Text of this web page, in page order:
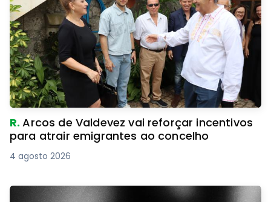
R.Arcos de Valdevez vai reforçar incentivos
para atrair emigrantes ao concelho
4 agosto 2026